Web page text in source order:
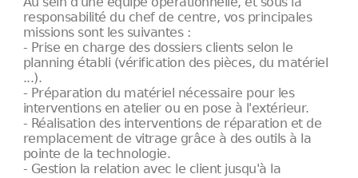
responsabilité du chef de centre, vos principales
missions sont les suivantes :
- Prise en charge des dossiers clients selon le
planning établi (vérification des pièces, du matériel
...).
- Préparation du matériel nécessaire pour les
interventions en atelier ou en pose à l'extérieur.
- Réalisation des interventions de réparation et de
remplacement de vitrage grâce à des outils à la
pointe de la technologie.
- Gestion la relation avec le client jusqu'à la